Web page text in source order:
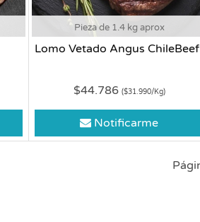
Pieza de 1.4 kg aprox
Lomo Vetado Angus ChileBeef
$44.786 ($31.990/Kg)
Notificarme